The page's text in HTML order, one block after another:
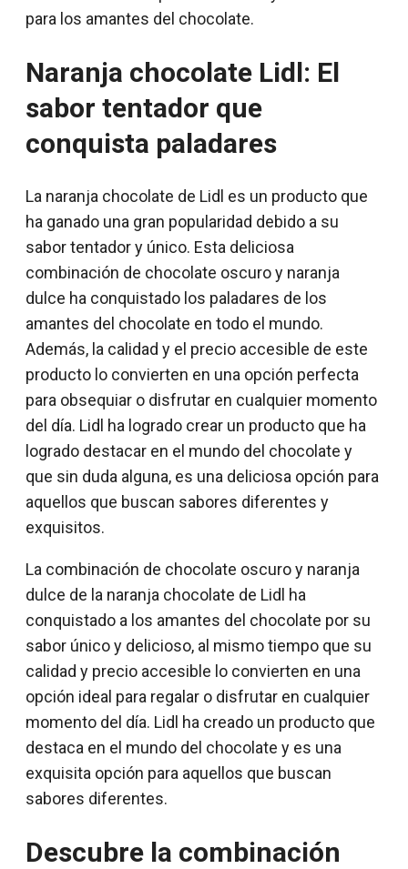
para los amantes del chocolate.
Naranja chocolate Lidl: El
sabor tentador que
conquista paladares
La naranja chocolate de Lidl es un producto que
ha ganado una gran popularidad debido a su
sabor tentador y único. Esta deliciosa
combinación de chocolate oscuro y naranja
dulce ha conquistado los paladares de los
amantes del chocolate en todo el mundo.
Además, la calidad y el precio accesible de este
producto lo convierten en una opción perfecta
para obsequiar o disfrutar en cualquier momento
del día. Lidl ha logrado crear un producto que ha
logrado destacar en el mundo del chocolate y
que sin duda alguna, es una deliciosa opción para
aquellos que buscan sabores diferentes y
exquisitos.
La combinación de chocolate oscuro y naranja
dulce de la naranja chocolate de Lidl ha
conquistado a los amantes del chocolate por su
sabor único y delicioso, al mismo tiempo que su
calidad y precio accesible lo convierten en una
opción ideal para regalar o disfrutar en cualquier
momento del día. Lidl ha creado un producto que
destaca en el mundo del chocolate y es una
exquisita opción para aquellos que buscan
sabores diferentes.
Descubre la combinación